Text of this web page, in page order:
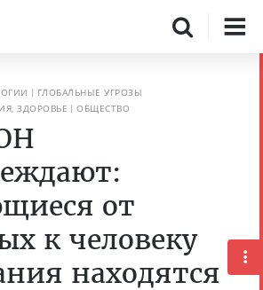
ГЛОБАЛЬНЫЕ УГРОЗЫ
ЗДОРОВЬЕ
ОБЩЕСТВО
от
к человеку
находятся